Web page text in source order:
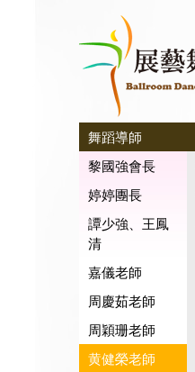
舞蹈導師
黎國強會長
婷婷團長
譚少強、王鳳
清
嘉儀老師
周慶茹老師
周穎珊老師
黄健榮老師